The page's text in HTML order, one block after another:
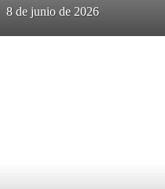
8 de junio de 2026